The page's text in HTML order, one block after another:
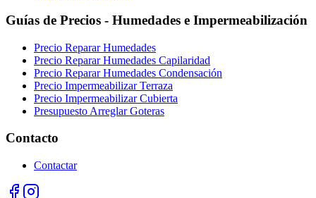
Guías de Precios - Humedades e Impermeabilización
Precio Reparar Humedades
Precio Reparar Humedades Capilaridad
Precio Reparar Humedades Condensación
Precio Impermeabilizar Terraza
Precio Impermeabilizar Cubierta
Presupuesto Arreglar Goteras
Contacto
Contactar